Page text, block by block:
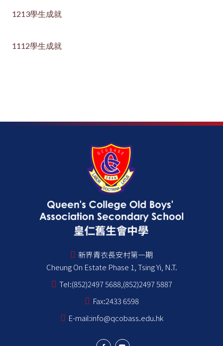
1213學生成就
1112學生成就
新界青衣長安村第一期
Cheung On Estate Phase 1, Tsing Yi, N.T.
Tel:(852)2497 5688,(852)2497 5887
Fax:2433 6598
E-mail:info@qcobass.edu.hk